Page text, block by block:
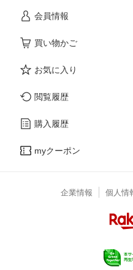
会員情報
買い物かご
お気に入り
閲覧履歴
購入履歴
myクーポン
企業情報 個人情